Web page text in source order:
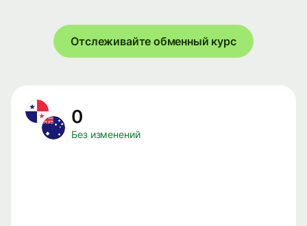
Отслеживайте обменный курс
0
Без изменений